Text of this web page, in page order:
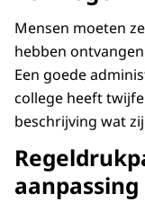
Mensen moeten
hebben
Een goede
college heeft
beschrijving wat
aanpassing